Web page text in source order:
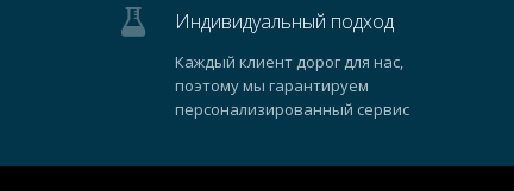
Индивидуальный подход
Каждый клиент дорог для нас,
поэтому мы гарантируем
персонализированный сервис